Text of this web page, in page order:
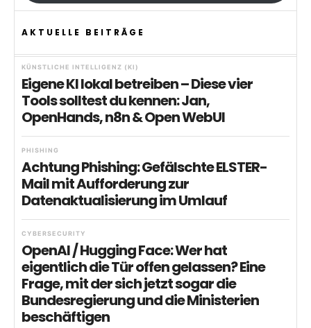
AKTUELLE BEITRÄGE
KÜNSTLICHE INTELLIGENZ (KI)
Eigene KI lokal betreiben – Diese vier
Tools solltest du kennen: Jan,
OpenHands, n8n & Open WebUI
PHISHING
Achtung Phishing: Gefälschte ELSTER-
Mail mit Aufforderung zur
Datenaktualisierung im Umlauf
CYBERSECURITY
OpenAI / Hugging Face: Wer hat
eigentlich die Tür offen gelassen? Eine
Frage, mit der sich jetzt sogar die
Bundesregierung und die Ministerien
beschäftigen